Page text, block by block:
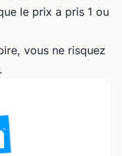
le prix a pris 1 ou
vous ne risquez